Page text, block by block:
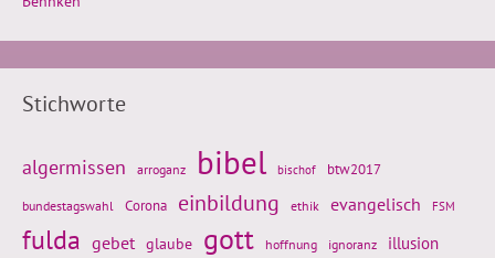
Stichworte
algermissen arroganz bibel bischof btw2017
bundestagswahl Corona einbildung ethik evangelisch FSM
fulda gebet glaube gott hoffnung ignoranz illusion